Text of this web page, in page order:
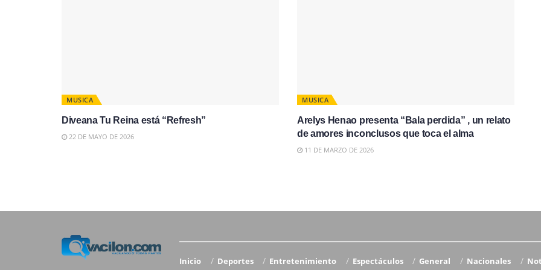
MUSICA
Diveana Tu Reina está “Refresh”
22 DE MAYO DE 2026
MUSICA
Arelys Henao presenta “Bala perdida” , un relato
de amores inconclusos que toca el alma
11 DE MARZO DE 2026
Inicio Deportes Entretenimiento Espectáculos General Nacionales